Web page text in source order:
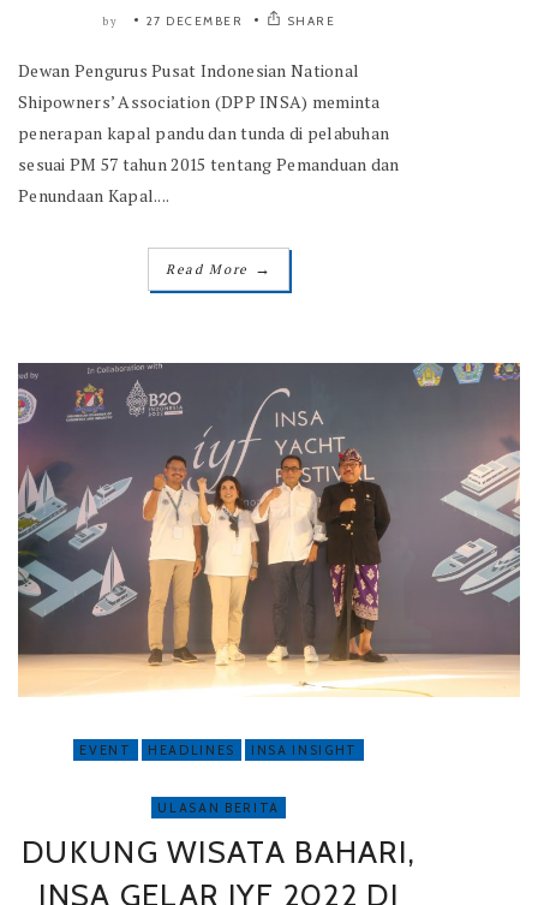
by 27 DECEMBER SHARE
Dewan Pengurus Pusat Indonesian National
Shipowners’ Association (DPP INSA) meminta
penerapan kapal pandu dan tunda di pelabuhan
sesuai PM 57 tahun 2015 tentang Pemanduan dan
Penundaan Kapal....
Read More →
EVENT HEADLINES INSA INSIGHT
ULASAN BERITA
DUKUNG WISATA BAHARI,
INSA GELAR IYF 2022 DI